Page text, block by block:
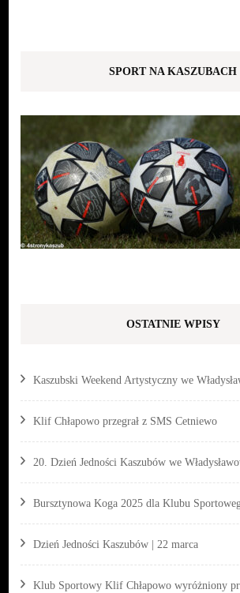
SPORT NA KASZUBACH
OSTATNIE WPISY
Kaszubski Weekend Artystyczny we
Klif Chłapowo przegrał z SMS Cetniewo
20. Dzień Jedności Kaszubów we
Bursztynowa Koga 2025 dla Klubu
Dzień Jedności Kaszubów | 22 marca
Klub Sportowy Klif Chłapowo wyróżniony